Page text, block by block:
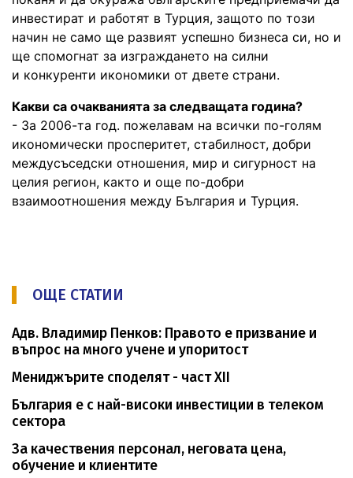
инвестират и работят в Турция, защото по този
начин не само ще развият успешно бизнеса си, но и
ще спомогнат за изграждането на силни
и конкуренти икономики от двете страни.
Какви са очакванията за следващата година?
- За 2006-та год. пожелавам на всички по-голям
икономически просперитет, стабилност, добри
междусъседски отношения, мир и сигурност на
целия регион, както и още по-добри
взаимоотношения между България и Турция.
ОЩЕ СТАТИИ
Адв. Владимир Пенков: Правото е призвание и
въпрос на много учене и упоритост
Мениджърите споделят - част XII
България е с най-високи инвестиции в телеком
сектора
За качествения персонал, неговата цена,
обучение и клиентите